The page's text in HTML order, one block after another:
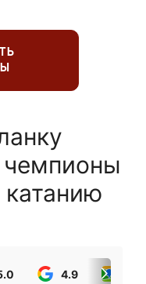
чемпионы
4.9